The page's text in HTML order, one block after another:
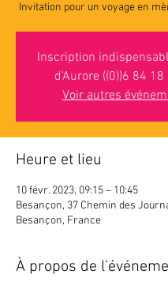
Invitation pour un voyage en
Inscription
d'Aurore ((0))6 84
Voir autres
Heure et lieu
10 févr. 2023, 09:15 – 10:45
Besançon, 37 Chemin des
Besançon, France
À propos de